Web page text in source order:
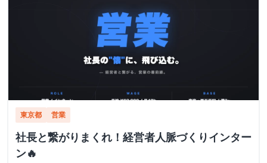
東京都 営業
社長と繋がりまくれ！経営者人脈づくりインター
ン🔥